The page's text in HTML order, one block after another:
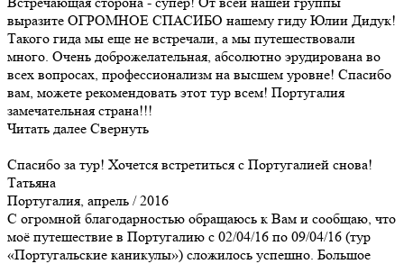
выразите ОГРОМНОЕ СПАСИБО нашему гиду Юлии Дидук!
Такого гида мы еще не встречали, а мы путешествовали
много. Очень доброжелательная, абсолютно эрудирована во
всех вопросах, профессионализм на высшем уровне! Спасибо
вам, можете рекомендовать этот тур всем! Португалия
замечательная страна!!!
Читать далее Свернуть
Спасибо за тур! Хочется встретиться с Португалией снова!
Татьяна
Португалия, апрель / 2016
С огромной благодарностью обращаюсь к Вам и сообщаю, что
моё путешествие в Португалию c 02/04/16 по 09/04/16 (тур
«Португальские каникулы») сложилось успешно. Большое